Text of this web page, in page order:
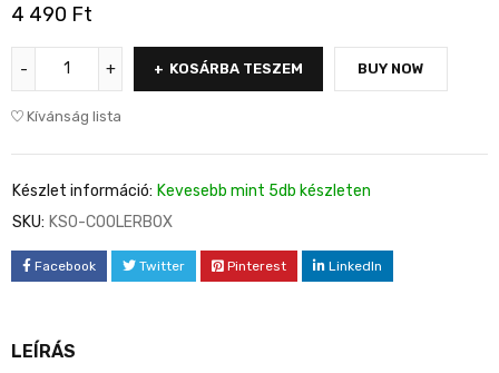
4 490 Ft
KOSÁRBA TESZEM BUY NOW
Kívánság lista
Készlet információ: Kevesebb mint 5db készleten
SKU: KS0-COOLERBOX
Facebook Twitter Pinterest LinkedIn
LEÍRÁS